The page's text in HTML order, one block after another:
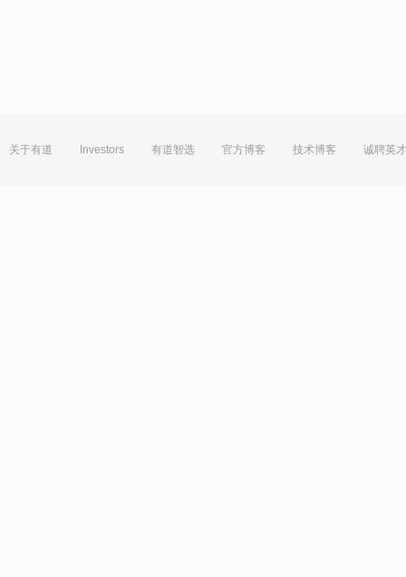
关于有道 Investors 有道智选 官方博客 技术博客 诚聘英才